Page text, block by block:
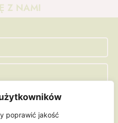
poprawić jakość
Z NAMI